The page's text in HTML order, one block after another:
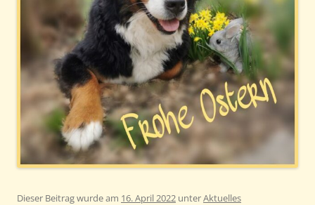
Dieser Beitrag wurde am 16. April 2022 unterAktuelles